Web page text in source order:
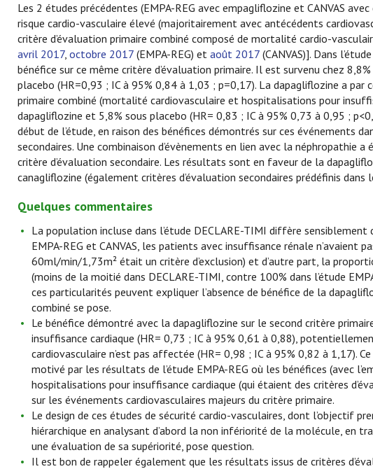
Les 2 études précédentes (EMPA-REG avec empagliflozine et CANVAS
risque cardio-vasculaire élevé (majoritairement avec antécédents
critère d’évaluation primaire combiné composé de mortalité cardio-
avril 2017, octobre 2017 (EMPA-REG) et août 2017 (CANVAS)]. Dans
bénéfice sur ce même critère d’évaluation primaire. Il est survenu chez
placebo (HR=0,93 ; IC à 95% 0,84 à 1,03 ; p=0,17). La dapagliflozine a
primaire combiné (mortalité cardiovasculaire et hospitalisations pour
dapagliflozine et 5,8% sous placebo (HR= 0,83 ; IC à 95% 0,73 à 0,95 ;
début de l’étude, en raison des bénéfices démontrés sur ces événements
secondaires. Une combinaison d’évènements en lien avec la néphropathie
critère d’évaluation secondaire. Les résultats sont en faveur de la
canagliflozine (également critères d’évaluation secondaires prédéfinis dans
Quelques commentaires
La population incluse dans l’étude DECLARE-TIMI diffère
EMPA-REG et CANVAS, les patients avec insuffisance rénale n’avaient
60ml/min/1,73m² était un critère d’exclusion) et d’autre part, la
(moins de la moitié dans DECLARE-TIMI, contre 100% dans l’étude
ces particularités peuvent expliquer l’absence de bénéfice de la
combiné se pose.
Le bénéfice démontré avec la dapagliflozine sur le second critère
insuffisance cardiaque (HR= 0,73 ; IC à 95% 0,61 à 0,88),
cardiovasculaire n’est pas affectée (HR= 0,98 ; IC à 95% 0,82 à 1,17).
motivé par les résultats de l’étude EMPA-REG où les bénéfices (avec
hospitalisations pour insuffisance cardiaque (qui étaient des critères
sur les événements cardiovasculaires majeurs du critère primaire.
Le design de ces études de sécurité cardio-vasculaires, dont l’objectif
hiérarchique en analysant d’abord la non infériorité de la molécule, en
une évaluation de sa supériorité, pose question.
Il est bon de rappeler également que les résultats issus de critères